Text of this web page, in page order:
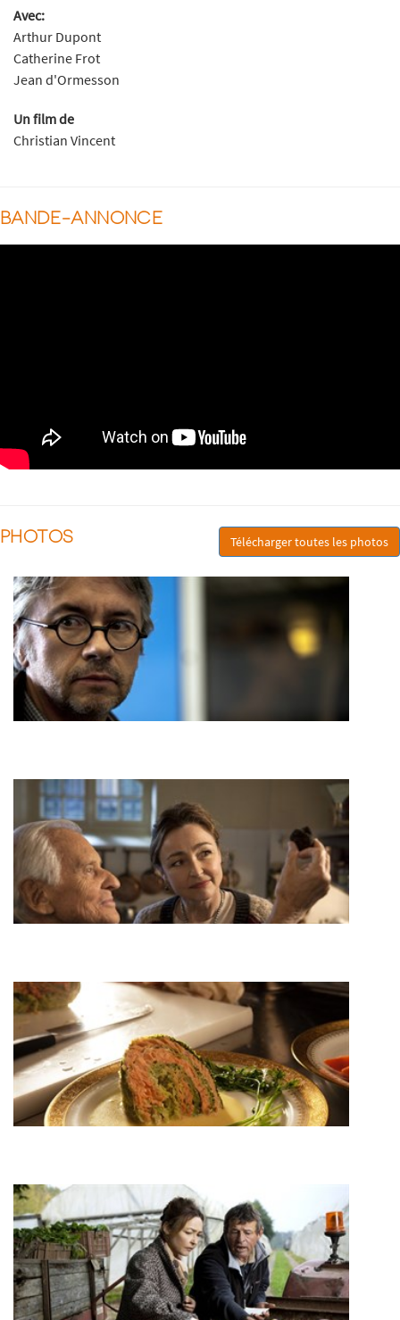
Avec:
Arthur Dupont
Catherine Frot
Jean d'Ormesson
Un film de
Christian Vincent
BANDE-ANNONCE
PHOTOS Télécharger toutes les photos